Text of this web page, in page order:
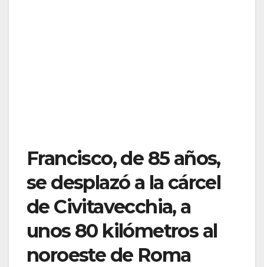
Francisco, de 85 años,
se desplazó a la cárcel
de Civitavecchia, a
unos 80 kilómetros al
noroeste de Roma